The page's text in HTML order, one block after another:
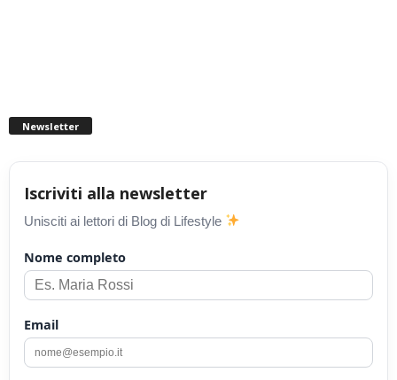
Newsletter
Iscriviti alla newsletter
Unisciti ai lettori di Blog di Lifestyle
Nome completo
Email